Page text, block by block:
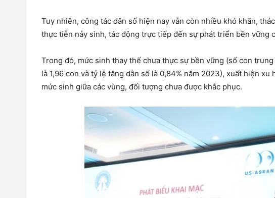
Tuy nhiên, công tác dân số hiện nay vẫn còn nhiều khó khăn,
thực tiễn nảy sinh, tác động trực tiếp đến sự phát triển bền vững
Trong đó, mức sinh thay thế chưa thực sự bền vững (số con
là 1,96 con và tỷ lệ tăng dân số là 0,84% năm 2023), xuất hiện
mức sinh giữa các vùng, đối tượng chưa được khắc phục.